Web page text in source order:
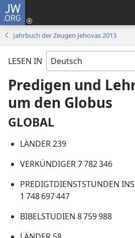
JW.ORG
Jahrbuch der Zeugen Jehovas 2013
LESEN IN
Predigen und
um den Globus
GLOBAL
LÄNDER 239
VERKÜNDIGER 7 782 346
PREDIGTDIENSTSTUNDEN
1 748 697 447
BIBELSTUDIEN 8 759 988